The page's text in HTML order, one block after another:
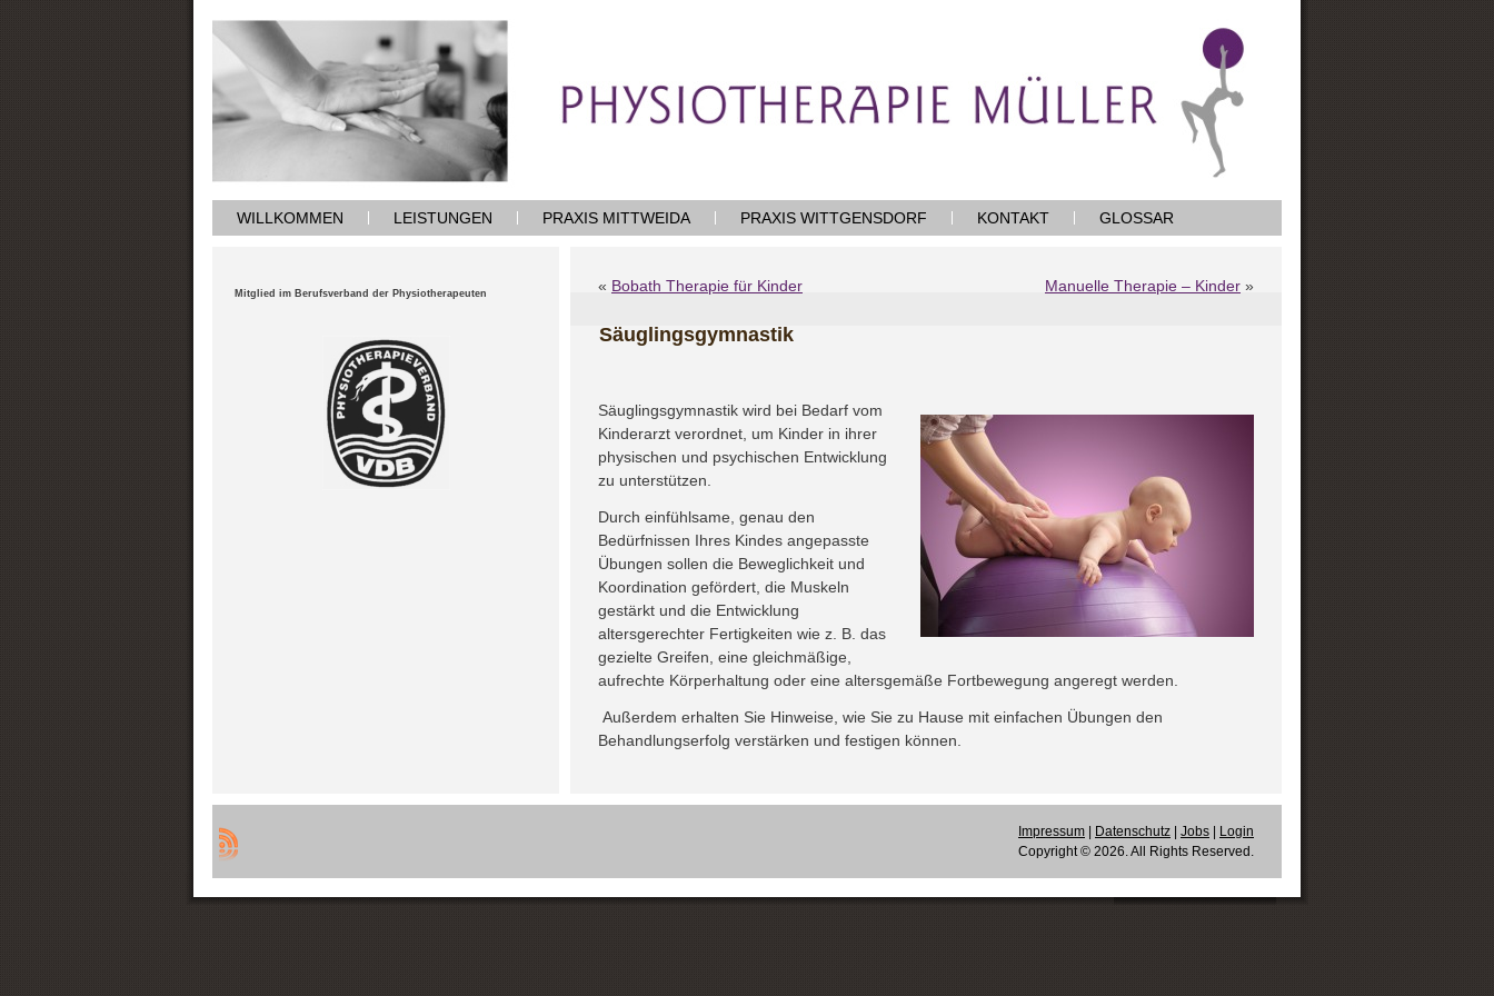
WILLKOMMEN LEISTUNGEN PRAXIS MITTWEIDA PRAXIS WITTGENSDORF KONTAKT GLOSSAR
Mitglied im Berufsverband der Physiotherapeuten « Bobath Therapie für Kinder Manuelle Therapie – Kinder »
Säuglingsgymnastik
Säuglingsgymnastik wird bei Bedarf vom
Kinderarzt verordnet, um Kinder in ihrer
physischen und psychischen Entwicklung
zu unterstützen.
Durch einfühlsame, genau den
Bedürfnissen Ihres Kindes angepasste
Übungen sollen die Beweglichkeit und
Koordination gefördert, die Muskeln
gestärkt und die Entwicklung
altersgerechter Fertigkeiten wie z. B. das
gezielte Greifen, eine gleichmäßige,
aufrechte Körperhaltung oder eine altersgemäße Fortbewegung angeregt werden.
Außerdem erhalten Sie Hinweise, wie Sie zu Hause mit einfachen Übungen den
Behandlungserfolg verstärken und festigen können.
Impressum Datenschutz Jobs
Login
Copyright © 2026. All Rights Reserved.